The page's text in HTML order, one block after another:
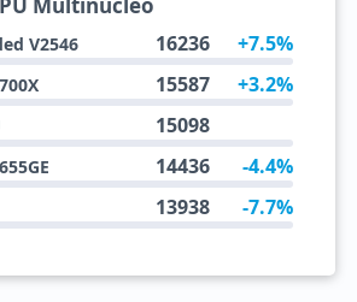
V2546 16236 +7.5%
15587 +3.2%
15098
14436 -4.4%
13938 -7.7%